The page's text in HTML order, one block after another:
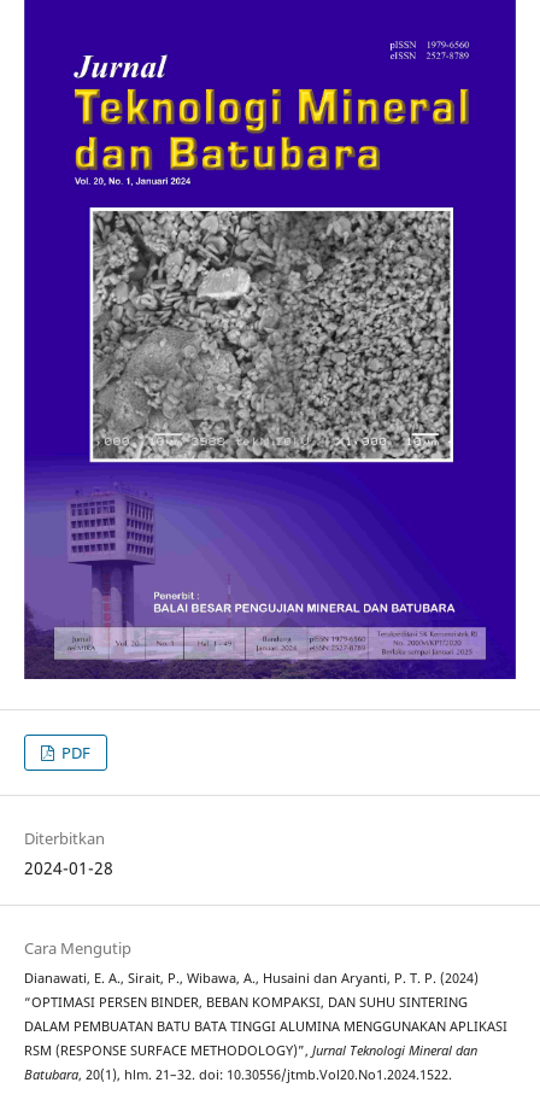
PDF
Diterbitkan
2024-01-28
Cara Mengutip
Dianawati, E. A., Sirait, P., Wibawa, A., Husaini dan Aryanti, P. T. P. (2024)
“OPTIMASI PERSEN BINDER, BEBAN KOMPAKSI, DAN SUHU SINTERING
DALAM PEMBUATAN BATU BATA TINGGI ALUMINA MENGGUNAKAN APLIKASI
RSM (RESPONSE SURFACE METHODOLOGY)”, Jurnal Teknologi Mineral dan
Batubara, 20(1), hlm. 21–32. doi: 10.30556/jtmb.Vol20.No1.2024.1522.